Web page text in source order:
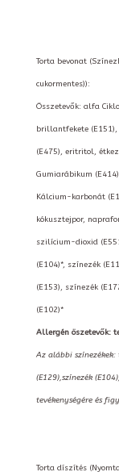
Torta bevonat
cukormentes)):
Összetevők: alfa
brillantfekete
(E475), eritritol,
Gumiarábikum
Kálcium-karbonát
kókusztejpor,
szilícium-dioxid
(E104)*, színezék
(E153), színezék
(E102)*
Allergén öszetevők:
Az alábbi
(E129),színezék
tevékenységére és
Torta díszítés